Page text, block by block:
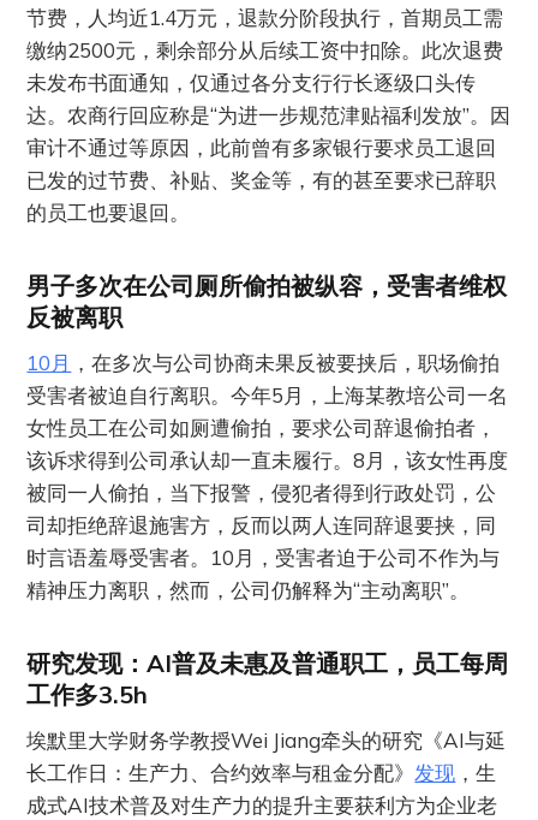
节费，人均近1.4万元，退款分阶段执行，首期员工需
缴纳2500元，剩余部分从后续工资中扣除。此次退费
未发布书面通知，仅通过各分支行行长逐级口头传
达。农商行回应称是“为进一步规范津贴福利发放”。因
审计不通过等原因，此前曾有多家银行要求员工退回
已发的过节费、补贴、奖金等，有的甚至要求已辞职
的员工也要退回。
男子多次在公司厕所偷拍被纵容，受害者维权
反被离职
10月 ，在多次与公司协商未果反被要挟后，职场偷拍
受害者被迫自行离职。今年5月，上海某教培公司一名
女性员工在公司如厕遭偷拍，要求公司辞退偷拍者，
该诉求得到公司承认却一直未履行。8月，该女性再度
被同一人偷拍，当下报警，侵犯者得到行政处罚，公
司却拒绝辞退施害方，反而以两人连同辞退要挟，同
时言语羞辱受害者。10月，受害者迫于公司不作为与
精神压力离职，然而，公司仍解释为“主动离职”。
研究发现：AI普及未惠及普通职工，员工每周
工作多3.5h
埃默里大学财务学教授Wei Jiang牵头的研究《AI与延
长工作日：生产力、合约效率与租金分配》发现 ，生
成式AI技术普及对生产力的提升主要获利方为企业老